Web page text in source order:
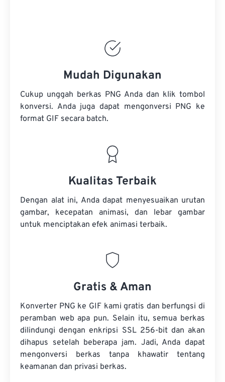
Mudah Digunakan
Cukup unggah berkas PNG Anda dan klik tombol
konversi. Anda juga dapat mengonversi PNG ke
format GIF secara batch.
Kualitas Terbaik
Dengan alat ini, Anda dapat menyesuaikan urutan
gambar, kecepatan animasi, dan lebar gambar
untuk menciptakan efek animasi terbaik.
Gratis & Aman
Konverter PNG ke GIF kami gratis dan berfungsi di
peramban web apa pun. Selain itu, semua berkas
dilindungi dengan enkripsi SSL 256-bit dan akan
dihapus setelah beberapa jam. Jadi, Anda dapat
mengonversi berkas tanpa khawatir tentang
keamanan dan privasi berkas.